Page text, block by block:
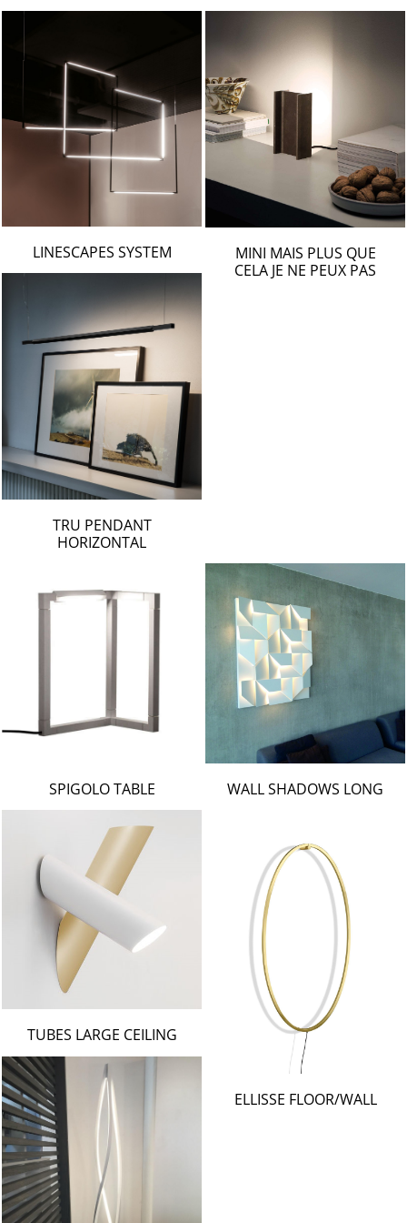
MINI MAIS PLUS QUE
CELA JE NE PEUX PAS
LINESCAPES SYSTEM
TRU PENDANT
HORIZONTAL
WALL SHADOWS LONG
SPIGOLO TABLE
ELLISSE FLOOR/WALL
TUBES LARGE CEILING